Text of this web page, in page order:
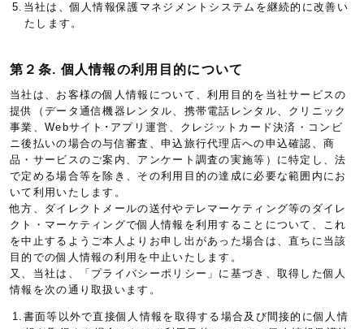
5.当社は、個人情報保護マネジメントシステムを継続的に改善い
たします。
第２条. 個人情報の利用目的について
当社は、お客様の個人情報について、利用目的を当社サービスの
提供（データ通信機器レンタル、携帯電話レンタル、クリニック
事業、Webサイト･アプリ運営、クレジットカード決済・コンビ
ニ後払いの場合の与信審査、申込旅行代理店への申込確認、商
品・サービスのご案内、アンケート調査の実施等）に特定し、法
で定める場合等を除き、その利用目的の達成に必要な範囲内にお
いて利用いたします。
他方、ダイレクトメールの送付やテレマーケティング等のダイレ
クト・マーケティングで個人情報を利用することについて、これ
を中止するようご本人よりお申し出があった場合は、直ちに当該
目的での個人情報の利用を中止いたします。
又、当社は、「プライバシーポリシー」に基づき、取得した個人
情報を次の通り取扱います。
1.書面等以外で直接個人情報を取得する場合及び間接的に個人情